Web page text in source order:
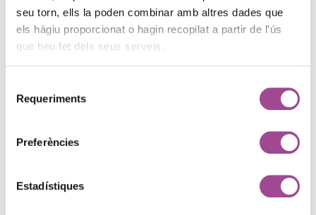
seu torn, ells la poden combinar amb altres dades que
els hàgiu proporcionat o hagin recopilat a partir de l'ús
que heu fet dels seus serveis.
Requeriments
Preferències
Estadístiques